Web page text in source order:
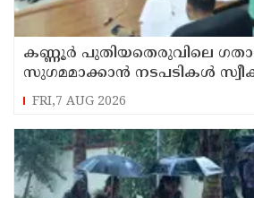
കണ്ണൂർ പുതിയതെരുവിലെ
സുഗമമാക്കാന്‍ നടപടികള്‍
FRI,7 AUG 2026